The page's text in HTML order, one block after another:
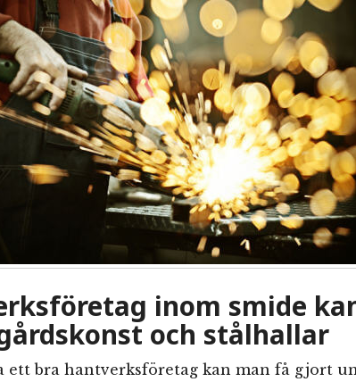
inom smide
och stålhallar
ett bra hantverksföretag kan man få gjort